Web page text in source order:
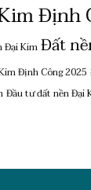
Định
Đại KimĐất
Định Công 2025
Đầu tư đất nền Đại